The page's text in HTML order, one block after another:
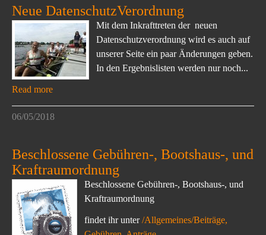
Neue DatenschutzVerordnung
Mit dem Inkrafttreten der neuen
Datenschutzverordnung wird es auch auf
unserer Seite ein paar Änderungen geben.
In den Ergebnislisten werden nur noch...
Read more
06/05/2018
Beschlossene Gebühren-, Bootshaus-, und
Kraftraumordnung
Beschlossene Gebühren-, Bootshaus-, und
Kraftraumordnung
findet ihr unter/Allgemeines/Beiträge,